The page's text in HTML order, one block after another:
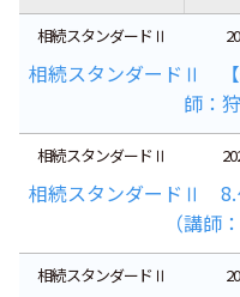
相続スタンダードⅡ
相続スタンダードⅡ 【
師：
相続スタンダードⅡ
相続スタンダードⅡ 8.
（講師
相続スタンダードⅡ